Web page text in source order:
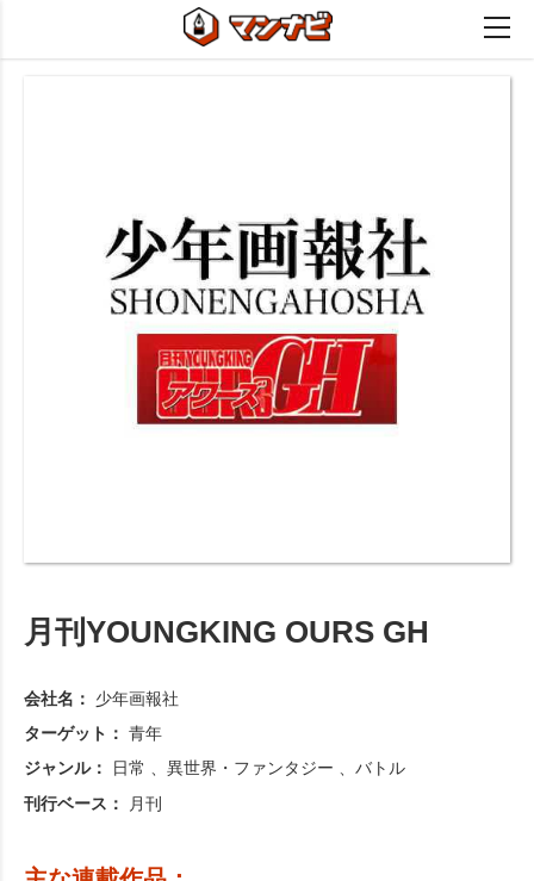
月刊YOUNGKING OURS GH
会社名：
少年画報社
ターゲット： 青年
ジャンル：
日常 異世界・ファンタジー
バトル
刊行ベース：
月刊